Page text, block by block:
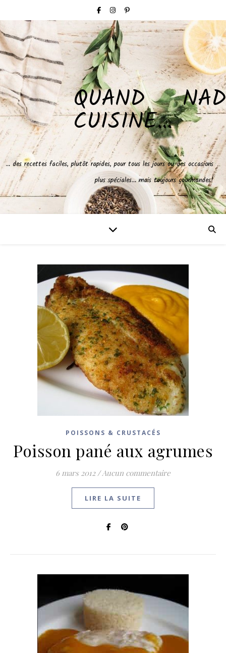
QUAND NAD
CUISINE…
… des recettes faciles, plutôt rapides, pour tous les jours ou des occasions
plus spéciales… mais toujours gourmandes!
POISSONS & CRUSTACÉS
Poisson pané aux agrumes
6 mars 2012 /Aucun commentaire
LIRE LA SUITE